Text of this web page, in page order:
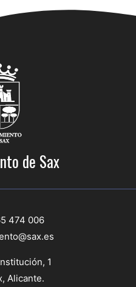
de Sax
474 006
1
Alicante.